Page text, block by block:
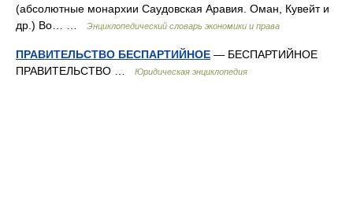
(абсолютные монархии Саудовская Аравия. Оман, Кувейт и
др.) Во… …
Энциклопедический словарь экономики и права
ПРАВИТЕЛЬСТВО БЕСПАРТИЙНОЕ — БЕСПАРТИЙНОЕ
ПРАВИТЕЛЬСТВО …
Юридическая энциклопедия